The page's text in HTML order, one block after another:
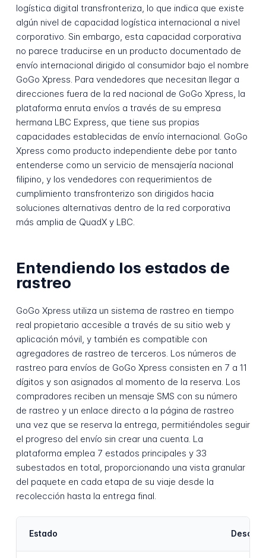
logística digital transfronteriza, lo que indica que existe
algún nivel de capacidad logística internacional a nivel
corporativo. Sin embargo, esta capacidad corporativa
no parece traducirse en un producto documentado de
envío internacional dirigido al consumidor bajo el nombre
GoGo Xpress. Para vendedores que necesitan llegar a
direcciones fuera de la red nacional de GoGo Xpress, la
plataforma enruta envíos a través de su empresa
hermana LBC Express, que tiene sus propias
capacidades establecidas de envío internacional. GoGo
Xpress como producto independiente debe por tanto
entenderse como un servicio de mensajería nacional
filipino, y los vendedores con requerimientos de
cumplimiento transfronterizo son dirigidos hacia
soluciones alternativas dentro de la red corporativa
más amplia de QuadX y LBC.
Entendiendo los estados de
rastreo
GoGo Xpress utiliza un sistema de rastreo en tiempo
real propietario accesible a través de su sitio web y
aplicación móvil, y también es compatible con
agregadores de rastreo de terceros. Los números de
rastreo para envíos de GoGo Xpress consisten en 7 a 11
dígitos y son asignados al momento de la reserva. Los
compradores reciben un mensaje SMS con su número
de rastreo y un enlace directo a la página de rastreo
una vez que se reserva la entrega, permitiéndoles seguir
el progreso del envío sin crear una cuenta. La
plataforma emplea 7 estados principales y 33
subestados en total, proporcionando una vista granular
del paquete en cada etapa de su viaje desde la
recolección hasta la entrega final.
Estado